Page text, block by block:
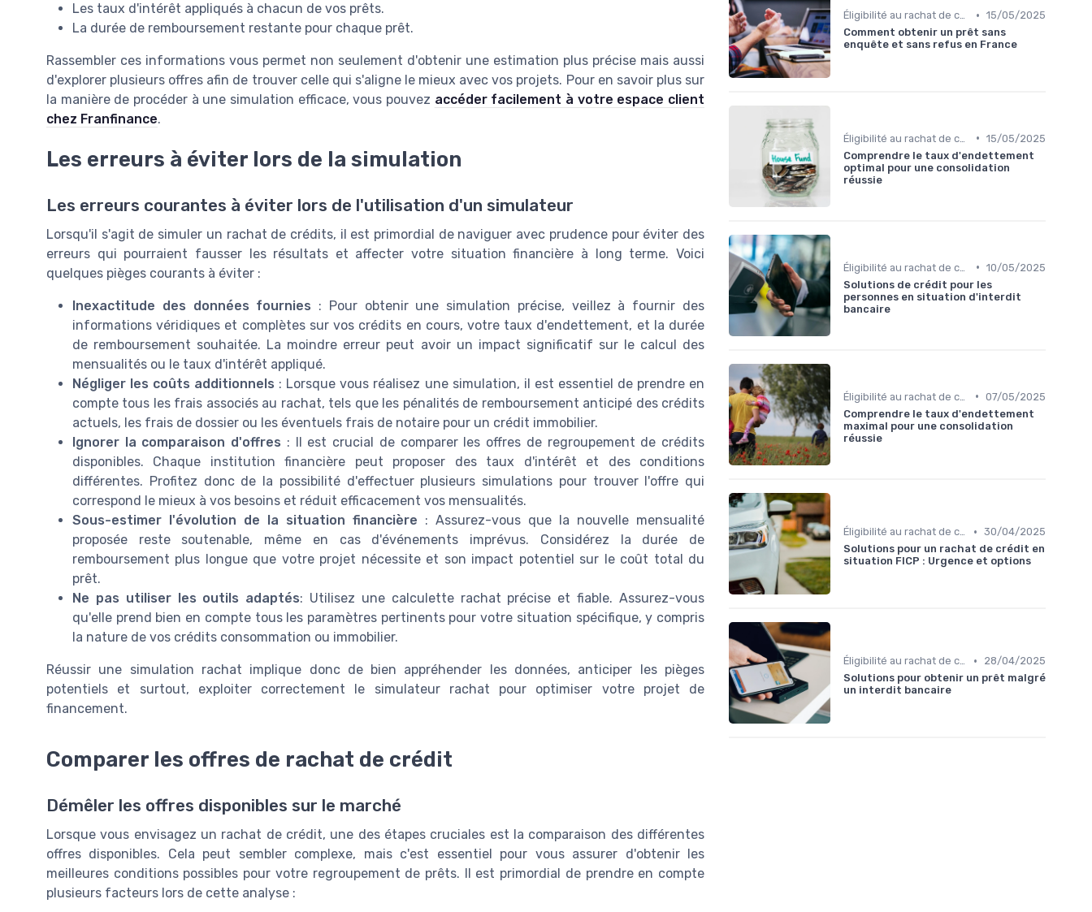
Les taux d'intérêt appliqués à chacun de vos prêts.
La durée de remboursement restante pour chaque prêt.
Rassembler ces informations vous permet non seulement d'obtenir une estimation plus précise mais aussi
d'explorer plusieurs offres afin de trouver celle qui s'aligne le mieux avec vos projets. Pour en savoir plus sur
la manière de procéder à une simulation efficace, vous pouvez accéder facilement à votre espace client
chez Franfinance.
Les erreurs à éviter lors de la simulation
Les erreurs courantes à éviter lors de l'utilisation d'un simulateur
Lorsqu'il s'agit de simuler un rachat de crédits, il est primordial de naviguer avec prudence pour éviter des
erreurs qui pourraient fausser les résultats et affecter votre situation financière à long terme. Voici
quelques pièges courants à éviter :
Inexactitude des données fournies : Pour obtenir une simulation précise, veillez à fournir des
informations véridiques et complètes sur vos crédits en cours, votre taux d'endettement, et la durée
de remboursement souhaitée. La moindre erreur peut avoir un impact significatif sur le calcul des
mensualités ou le taux d'intérêt appliqué.
Négliger les coûts additionnels : Lorsque vous réalisez une simulation, il est essentiel de prendre en
compte tous les frais associés au rachat, tels que les pénalités de remboursement anticipé des crédits
actuels, les frais de dossier ou les éventuels frais de notaire pour un crédit immobilier.
Ignorer la comparaison d'offres : Il est crucial de comparer les offres de regroupement de crédits
disponibles. Chaque institution financière peut proposer des taux d'intérêt et des conditions
différentes. Profitez donc de la possibilité d'effectuer plusieurs simulations pour trouver l'offre qui
correspond le mieux à vos besoins et réduit efficacement vos mensualités.
Sous-estimer l'évolution de la situation financière : Assurez-vous que la nouvelle mensualité
proposée reste soutenable, même en cas d'événements imprévus. Considérez la durée de
remboursement plus longue que votre projet nécessite et son impact potentiel sur le coût total du
prêt.
Ne pas utiliser les outils adaptés: Utilisez une calculette rachat précise et fiable. Assurez-vous
qu'elle prend bien en compte tous les paramètres pertinents pour votre situation spécifique, y compris
la nature de vos crédits consommation ou immobilier.
Réussir une simulation rachat implique donc de bien appréhender les données, anticiper les pièges
potentiels et surtout, exploiter correctement le simulateur rachat pour optimiser votre projet de
financement.
Comparer les offres de rachat de crédit
Démêler les offres disponibles sur le marché
Lorsque vous envisagez un rachat de crédit, une des étapes cruciales est la comparaison des différentes
offres disponibles. Cela peut sembler complexe, mais c'est essentiel pour vous assurer d'obtenir les
meilleures conditions possibles pour votre regroupement de prêts. Il est primordial de prendre en compte
plusieurs facteurs lors de cette analyse :
Éligibilité au rachat de crédit • 15/05/2025
Comment obtenir un prêt sans
enquête et sans refus en France
• 15/05/2025
Comprendre le taux d'endettement
optimal pour une consolidation
réussie
• 10/05/2025
Solutions de crédit pour les
personnes en situation d'interdit
bancaire
• 07/05/2025
Comprendre le taux d'endettement
maximal pour une consolidation
réussie
Éligibilité au rachat de crédit • 30/04/2025
Solutions pour un rachat de crédit en
situation FICP : Urgence et options
Éligibilité au rachat de crédit •
28/04/2025
Solutions pour obtenir un prêt malgré
un interdit bancaire